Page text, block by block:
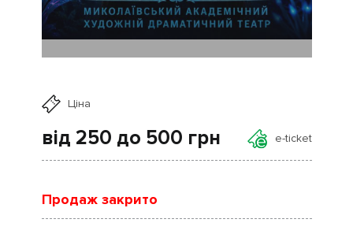
Ціна
від 250 до 500 грн e-ticket
Продаж закрито